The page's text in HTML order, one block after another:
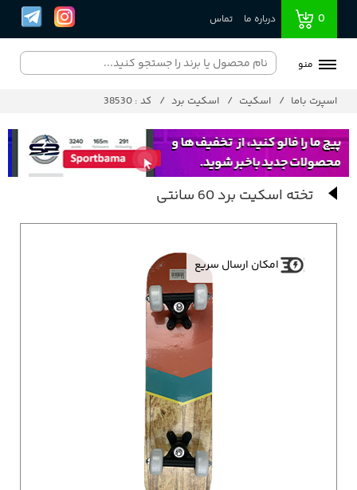
0 درباره ما تماس
منو
اسپرت باما اسکیت اسکیت برد کد : 38530
تخته اسکیت برد 60 سانتی
امکان ارسال سریع